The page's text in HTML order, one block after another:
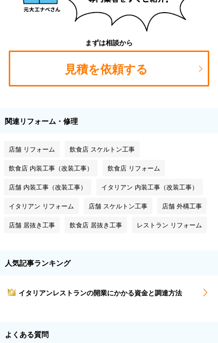
まずは相談から
見積を依頼する
関連リフォーム・修理
店舗 リフォーム 飲食店 スケルトン工事
飲食店 内装工事（改装工事） 飲食店 リフォーム
店舗 内装工事（改装工事） イタリアン 内装工事（改装工事）
イタリアン リフォーム 店舗 スケルトン工事 店舗 外構工事
店舗 居抜き工事 飲食店 居抜き工事 レストラン リフォーム
人気記事ランキング
1 イタリアンレストランの開業にかかる資金と調達方法
よくある質問